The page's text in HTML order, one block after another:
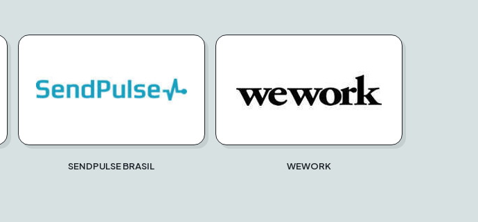
SENDPULSE BRASIL WEWORK